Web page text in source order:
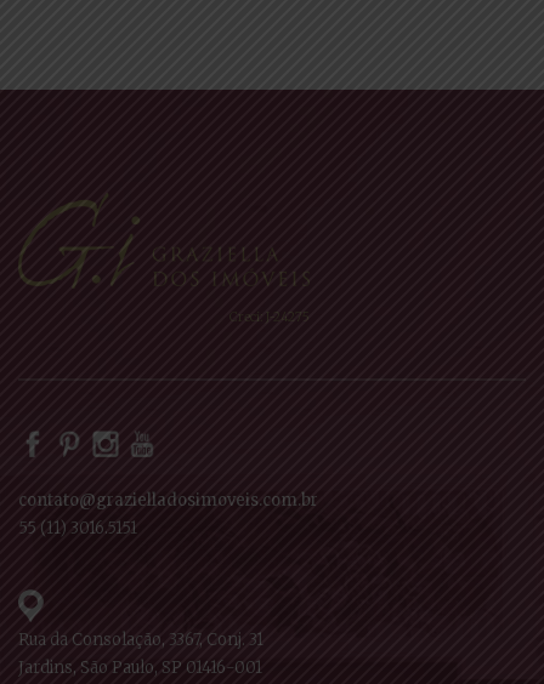
Creci: J-24275
contato@grazielladosimoveis.com.br
55 (11) 3016.5151
Rua da Consolação, 3367, Conj. 31
Jardins, São Paulo, SP 01416-001